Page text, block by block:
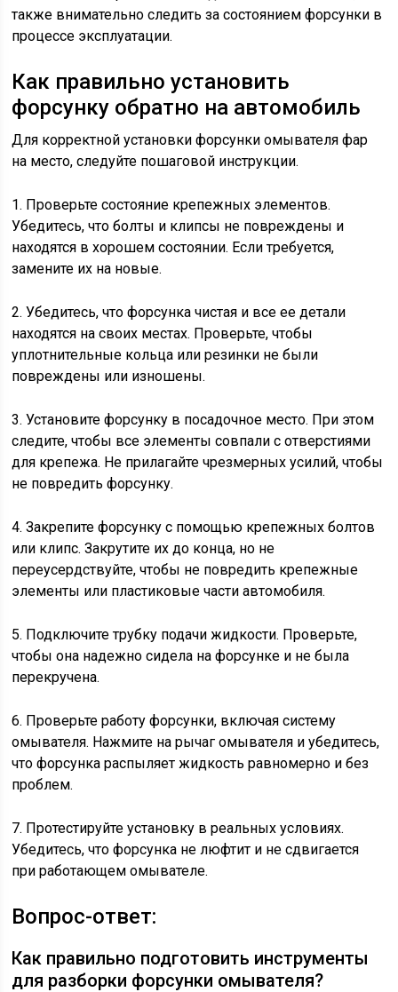
также внимательно следить за состоянием форсунки в
процессе эксплуатации.
Как правильно установить
форсунку обратно на автомобиль
Для корректной установки форсунки омывателя фар
на место, следуйте пошаговой инструкции.
1. Проверьте состояние крепежных элементов.
Убедитесь, что болты и клипсы не повреждены и
находятся в хорошем состоянии. Если требуется,
замените их на новые.
2. Убедитесь, что форсунка чистая и все ее детали
находятся на своих местах. Проверьте, чтобы
уплотнительные кольца или резинки не были
повреждены или изношены.
3. Установите форсунку в посадочное место. При этом
следите, чтобы все элементы совпали с отверстиями
для крепежа. Не прилагайте чрезмерных усилий, чтобы
не повредить форсунку.
4. Закрепите форсунку с помощью крепежных болтов
или клипс. Закрутите их до конца, но не
переусердствуйте, чтобы не повредить крепежные
элементы или пластиковые части автомобиля.
5. Подключите трубку подачи жидкости. Проверьте,
чтобы она надежно сидела на форсунке и не была
перекручена.
6. Проверьте работу форсунки, включая систему
омывателя. Нажмите на рычаг омывателя и убедитесь,
что форсунка распыляет жидкость равномерно и без
проблем.
7. Протестируйте установку в реальных условиях.
Убедитесь, что форсунка не люфтит и не сдвигается
при работающем омывателе.
Вопрос-ответ:
Как правильно подготовить инструменты
для разборки форсунки омывателя?